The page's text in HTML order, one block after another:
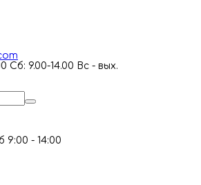
Сб: 9.00-14.00 Вс - вых.
9:00 - 14:00